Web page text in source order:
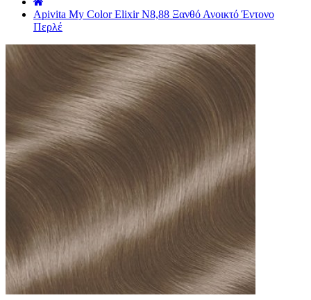
Apivita My Color Elixir N8,88 Ξανθό Ανοικτό Έντονο
Περλέ